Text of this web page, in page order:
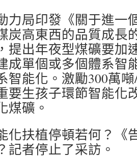
力局印發《關于進一
炭高東西的品質成長
提出年夜型煤礦要加
成單個或多個體系智
智能化。激勵300萬
要生孩子環節智能化
煤礦。
化扶植停頓若何？《
記者停止了采訪。